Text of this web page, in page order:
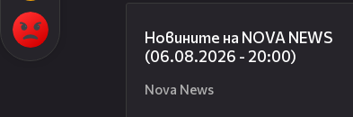
Новините на NOVA NEWS
(06.08.2026 - 20:00)
Nova News